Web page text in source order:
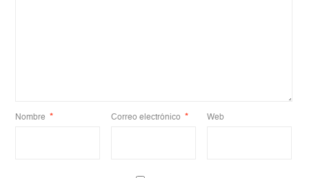
Nombre * Correo electrónico * Web